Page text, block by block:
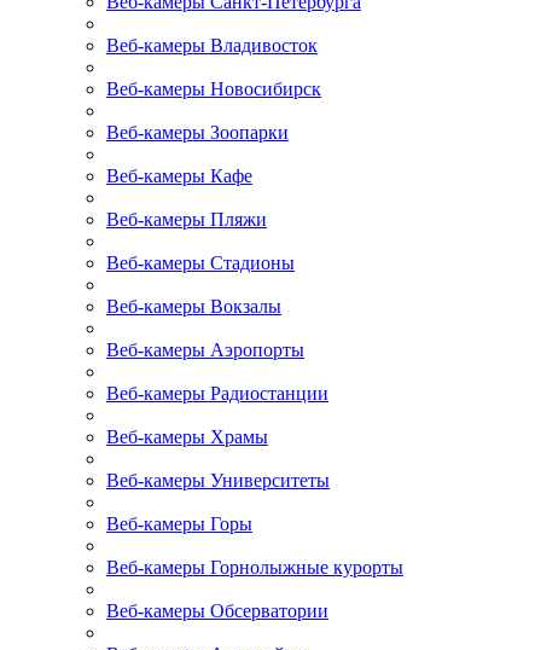
Веб-камеры Владивосток
Веб-камеры Новосибирск
Веб-камеры Зоопарки
Веб-камеры Кафе
Веб-камеры Пляжи
Веб-камеры Стадионы
Веб-камеры Вокзалы
Веб-камеры Аэропорты
Веб-камеры Радиостанции
Веб-камеры Храмы
Веб-камеры Университеты
Веб-камеры Горы
Веб-камеры Горнолыжные курорты
Веб-камеры Обсерватории